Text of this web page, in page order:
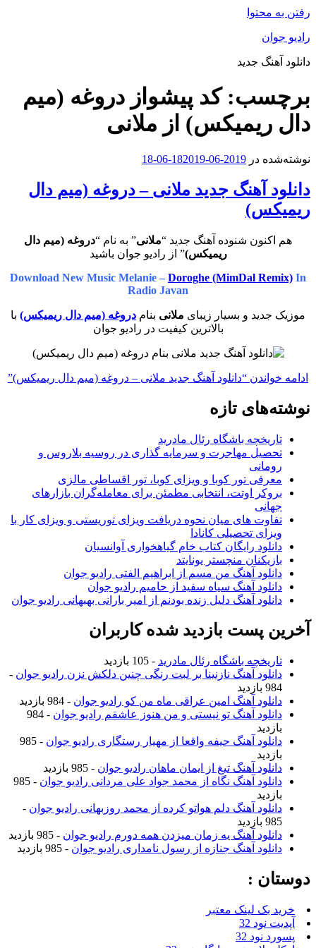
رفتن به محتوا
رادیو جوان
دانلود آهنگ جدید
برچسب:کد پیشواز دروغه (میم
دال ریمیکس) از ملانی
نوشته‌شده در 2019-06-18
2019-06-18
دانلود آهنگ جدید ملانی – دروغه (میم دال
ریمیکس)
هم اکنون شنوده آهنگ جدید “ملانی” به نام “دروغه (میم دال
ریمیکس)” از رادیو جوان باشید
Download New Music Melanie – Doroghe (MimDal Remix) In
Radio Javan
موزیک جدید و بسیار زیبای ملانی بنام دروغه (میم دال ریمیکس) با
بالاترین کیفیت در رادیو جوان
ادامه خواندن “دانلود آهنگ جدید ملانی – دروغه (میم دال ریمیکس)”
نوشته‌های تازه
تاریخچه باشگاه رئال مادرید
تحصیل مهاجرت و سرمایه گذاری در روسیه بلاروس و
رومانی
معرفی تور کوبا و ویزای کوبا، تور اقساطی مالزی
بروکر اوتت، انتخابی مطمئن برای معامله‌گران بازارهای
جهانی
تفاوت های میان نحوه دریافت ویزای توریستی و ویزای کار با
ویزای تحصیلی کانادا
دانلود رایگان کتاب خام گیاهخواری آوانسیان
بازیکنان منچستر یونایتد
دانلود آهنگ من مسم از ابراهیم الفتی رادیو جوان
دانلود آهنگ سیاه سفید از حامیم رادیو جوان
دانلود آهنگ دلیل زنده بودنم از امیر بارانی بهبهانی رادیو جوان
آخرین پست بازدید شده کاربران
تاریخچه باشگاه رئال مادرید - 105 بازدید
دانلود آهنگ نازنینا بر لبت رنگی چنین دلکش نزن رادیو جوان -
984 بازدید
دانلود آهنگ امین عراقی ماه من کو رادیو جوان - 984 بازدید
دانلود آهنگ تو نیستی و من هنوز عاشقم رادیو جوان
- 984
بازدید
دانلود آهنگ حیفه واقعا از مهیار رستگاری رادیو جوان
- 985
بازدید
دانلود آهنگ تیغ از ایمان ماهان رادیو جوان - 985 بازدید
دانلود آهنگ نگاه از محمد جواد علی مردانی رادیو جوان
- 985
بازدید
دانلود آهنگ دلم هواتو کرده از محمد روزبهانی رادیو جوان -
985 بازدید
دانلود آهنگ یه زمان میزدن همه دورم رادیو جوان - 985 بازدید
دانلود آهنگ جنازه از رسول نامداری رادیو جوان - 985 بازدید
دوستان :
خرید بک لینک معتبر
آپدیت نود 32
پسورد نود 32